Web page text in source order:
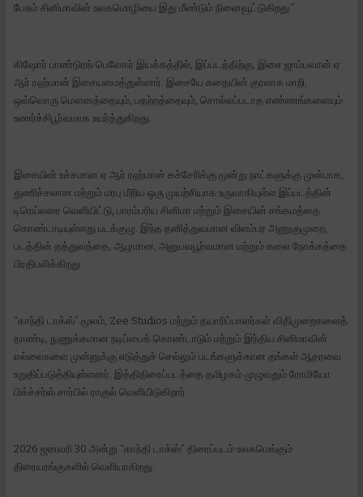
பேசும் சினிமாவின் உலகமொழியை இது மீண்டும் நினைவூட்டுகிறது.”
கிஷோர் பாண்டுரங் பெலேகர் இயக்கத்தில், இப்படத்திற்கு, இசை ஜாம்பவான் ஏ
ஆர் ரஹ்மான் இசையமைத்துள்ளார். இசையே கதையின் குரலாக மாறி,
ஒவ்வொரு மௌனத்தையும், பதற்றத்தையும், சொல்லப்படாத எண்ணங்களையும்
உணர்ச்சிபூர்வமாக உயர்த்துகிறது.
இசையின் உச்சமான ஏ ஆர் ரஹ்மான் கச்சேரிக்கு மூன்று நாட்களுக்கு முன்பாக,
துணிச்சலான மற்றும் மரபு மீறிய ஒரு முயற்சியாக உருவாகியுள்ள இப்படத்தின்
டிரெய்லரை வெளியிட்டு, பாரம்பரிய சினிமா மற்றும் இசையின் சங்கமத்தை
கொண்டாடியுள்ளது படக்குழு. இந்த தனித்துவமான விளம்பர அணுகுமுறை,
படத்தின் தத்துவத்தை, ஆழமான, அனுபவபூர்வமான மற்றும் கலை நோக்கத்தை
பிரதிபலிக்கிறது.
“காந்தி டாக்ஸ்” மூலம், Zee Studios மற்றும் தயாரிப்பாளர்கள் விதிமுறைகளைத்
தாண்டி, நுணுக்கமான நடிப்பைக் கொண்டாடும் மற்றும் இந்திய சினிமாவின்
எல்லைகளை முன்னுக்கு எடுத்துச் செல்லும் படங்களுக்கான தங்கள் ஆதரவை
உறுதிப்படுத்தியுள்ளனர். இத்திதிரைப்படத்தை தமிழகம் முழுவதும் ரோமியோ
பிக்ச்சர்ஸ் சார்பில் ராகுல் வெளியிடுகிறார்
2026 ஜனவரி 30 அன்று “காந்தி டாக்ஸ்” திரைப்படம் உலகமெங்கும்
திரையரங்குகளில் வெளியாகிறது.